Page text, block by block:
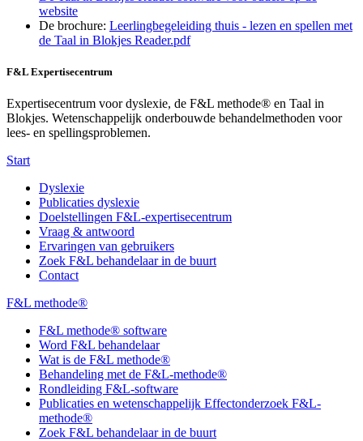
website
De brochure: Leerlingbegeleiding thuis - lezen en spellen met
de Taal in Blokjes Reader.pdf
F&L Expertisecentrum
Expertisecentrum voor dyslexie, de F&L methode® en Taal in
Blokjes. Wetenschappelijk onderbouwde behandelmethoden voor
lees- en spellingsproblemen.
Start
Dyslexie
Publicaties dyslexie
Doelstellingen F&L-expertisecentrum
Vraag & antwoord
Ervaringen van gebruikers
Zoek F&L behandelaar in de buurt
Contact
F&L methode®
F&L methode® software
Word F&L behandelaar
Wat is de F&L methode®
Behandeling met de F&L-methode®
Rondleiding F&L-software
Publicaties en wetenschappelijk Effectonderzoek F&L-
methode®
Zoek F&L behandelaar in de buurt